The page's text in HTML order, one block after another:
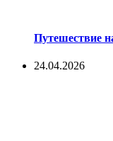
Путешествие
24.04.2026